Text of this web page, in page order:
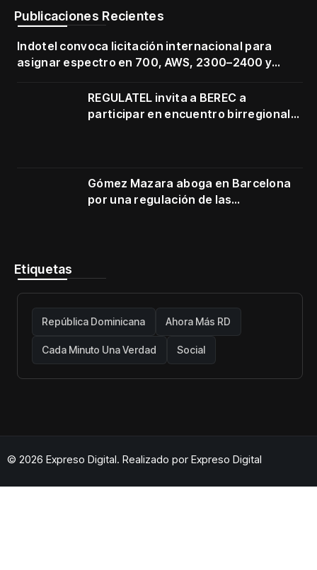
Publicaciones Recientes
Indotel convoca licitación internacional para
asignar espectro en 700, AWS, 2300–2400 y
REGULATEL invita a BEREC a
participar en encuentro birregional
Gómez Mazara aboga en Barcelona
por una regulación de las
Etiquetas
República Dominicana Ahora Más RD
Cada Minuto Una Verdad Social
© 2026 Expreso Digital. Realizado por Expreso Digital